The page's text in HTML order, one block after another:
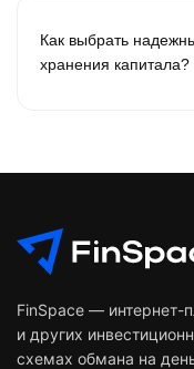
Как выбрать
хранения капитала?
FinSpace — интернет-
и других
схемах обмана на